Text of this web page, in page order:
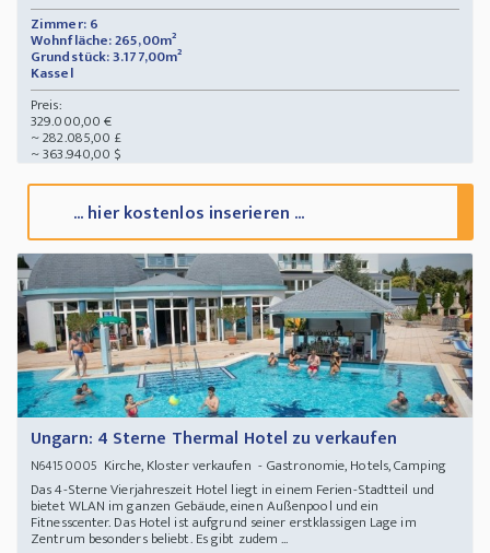
Zimmer: 6
Wohnfläche: 265,00m²
Grundstück: 3.177,00m²
Kassel
Preis:
329.000,00 €
~ 282.085,00 £
~ 363.940,00 $
... hier kostenlos inserieren ...
Ungarn: 4 Sterne Thermal Hotel zu verkaufen
N64150005 Kirche, Kloster verkaufen - Gastronomie, Hotels, Camping
Das 4-Sterne Vierjahreszeit Hotel liegt in einem Ferien-Stadtteil und
bietet WLAN im ganzen Gebäude, einen Außenpool und ein
Fitnesscenter. Das Hotel ist aufgrund seiner erstklassigen Lage im
Zentrum besonders beliebt. Es gibt zudem ...